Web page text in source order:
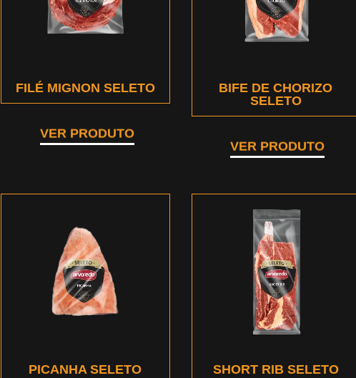
FILÉ MIGNON SELETO
VER PRODUTO
BIFE DE CHORIZO
SELETO
VER PRODUTO
PICANHA SELETO SHORT RIB SELETO